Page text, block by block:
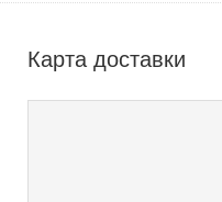
Карта доставки